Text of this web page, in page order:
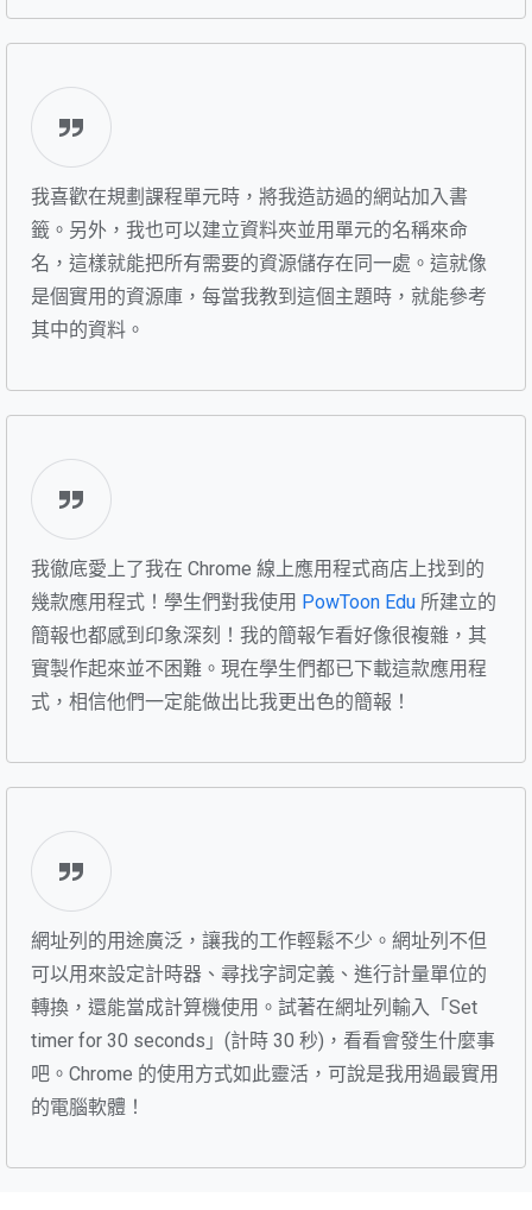
我喜歡在規劃課程單元時，將我造訪過的網站加入書
籤。另外，我也可以建立資料夾並用單元的名稱來命
名，這樣就能把所有需要的資源儲存在同一處。這就像
是個實用的資源庫，每當我教到這個主題時，就能參考
其中的資料。
我徹底愛上了我在 Chrome 線上應用程式商店上找到的
幾款應用程式！學生們對我使用 PowToon Edu 所建立的
簡報也都感到印象深刻！我的簡報乍看好像很複雜，其
實製作起來並不困難。現在學生們都已下載這款應用程
式，相信他們一定能做出比我更出色的簡報！
網址列的用途廣泛，讓我的工作輕鬆不少。網址列不但
可以用來設定計時器、尋找字詞定義、進行計量單位的
轉換，還能當成計算機使用。試著在網址列輸入「Set
timer for 30 seconds」(計時 30 秒)，看看會發生什麼事
吧。Chrome 的使用方式如此靈活，可說是我用過最實用
的電腦軟體！